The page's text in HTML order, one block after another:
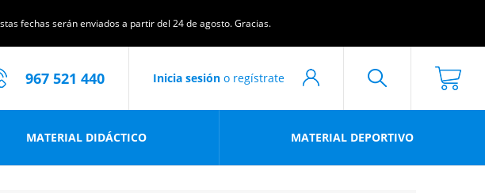
fechas serán enviados a partir del 24 de agosto. Gracias.
Inicia sesión o regístrate
967 521 440
MATERIAL DIDÁCTICO MATERIAL DEPORTIVO